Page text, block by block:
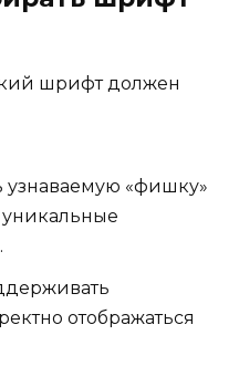
шрифт должен
узнаваемую «фишку»
отображаться